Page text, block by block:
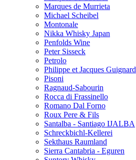
Marques de Murrieta
Michael Scheibel
Montonale
Nikka Whisky Japan
Penfolds Wine
Peter Sisseck
Petrolo
Philippe et Jacques Guignard
Pisoni
Ragnaud-Sabourin
Rocca di Frassinello
Romano Dal Forno
Roux Pere & Fils
Santalba - Santiago IJALBA
Schreckbichl-Kellerei
Sekthaus Raumland
Sierra Cantabria - Eguren